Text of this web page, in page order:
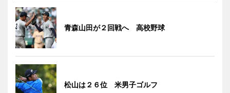
青森山田が２回戦へ 高校野球
松山は２６位 米男子ゴルフ